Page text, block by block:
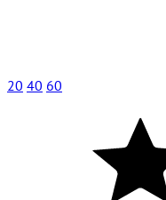
20 40 60